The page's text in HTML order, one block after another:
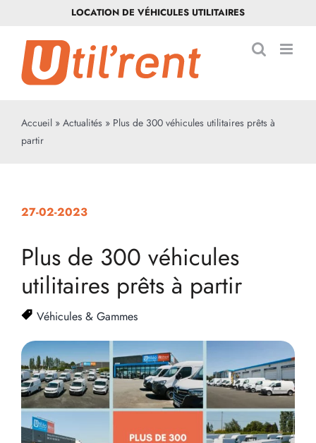
contenu
LOCATION DE VÉHICULES UTILITAIRES
Accueil» Actualités» Plus de 300 véhicules utilitaires prêts à
partir
27-02-2023
Plus de 300 véhicules
utilitaires prêts à partir
Véhicules & Gammes